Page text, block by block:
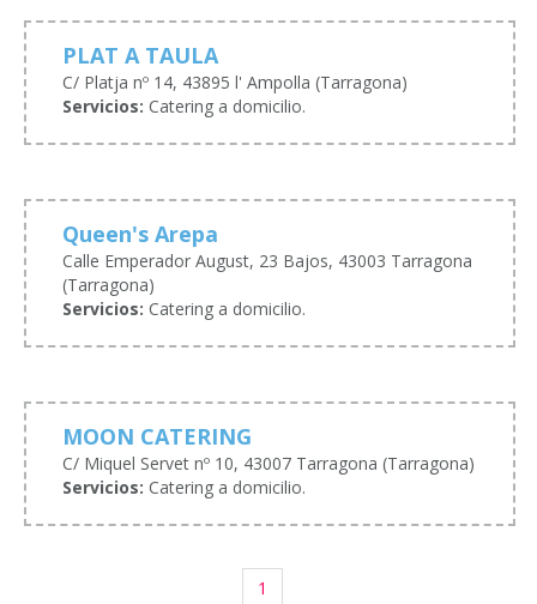
PLAT A TAULA
C/ Platja nº 14, 43895 l' Ampolla (Tarragona)
Servicios: Catering a domicilio.
Queen's Arepa
Calle Emperador August, 23 Bajos, 43003 Tarragona
(Tarragona)
Servicios: Catering a domicilio.
MOON CATERING
C/ Miquel Servet nº 10, 43007 Tarragona (Tarragona)
Servicios: Catering a domicilio.
1